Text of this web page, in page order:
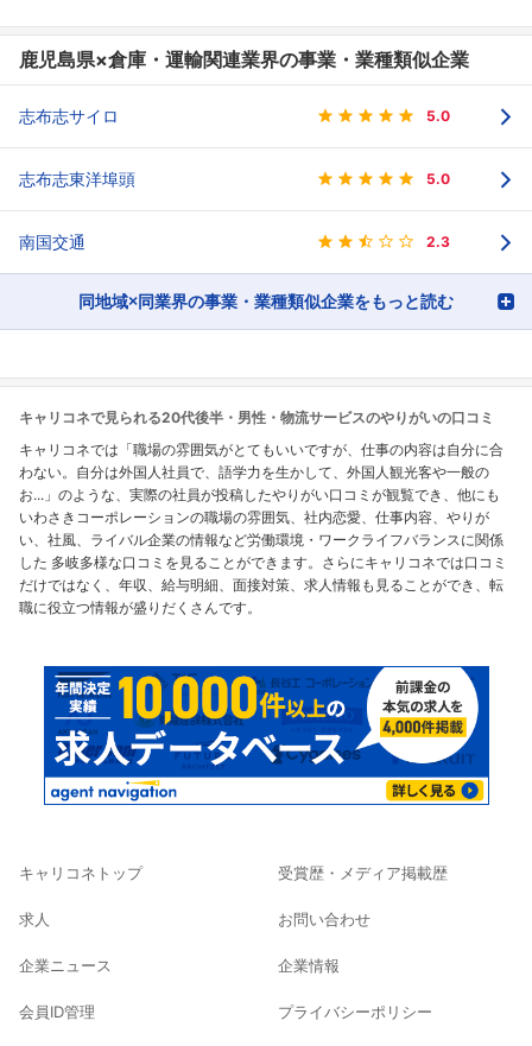
鹿児島県×倉庫・運輸関連業界の事業・業種類似企業
志布志サイロ 5.0
志布志東洋埠頭 5.0
南国交通 2.3
同地域×同業界の事業・業種類似企業をもっと読む
キャリコネで見られる20代後半・男性・物流サービスのやりがいの口コミ
キャリコネでは「職場の雰囲気がとてもいいですが、仕事の内容は自分に合
わない。自分は外国人社員で、語学力を生かして、外国人観光客や一般の
お...」のような、実際の社員が投稿したやりがい口コミが観覧でき、他にも
いわさきコーポレーションの職場の雰囲気、社内恋愛、仕事内容、やりが
い、社風、ライバル企業の情報など労働環境・ワークライフバランスに関係
した 多岐多様な口コミを見ることができます。さらにキャリコネでは口コミ
だけではなく、年収、給与明細、面接対策、求人情報も見ることができ、転
職に役立つ情報が盛りだくさんです。
キャリコネトップ
求人
企業ニュース
会員ID管理
受賞歴・メディア掲載歴
お問い合わせ
企業情報
プライバシーポリシー